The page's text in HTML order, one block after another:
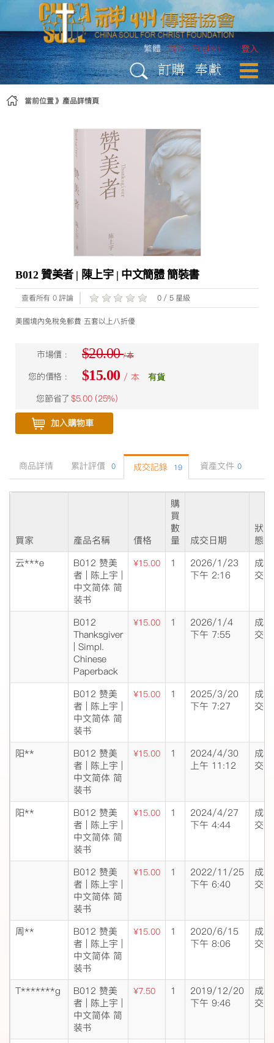
略過到內容
登入
繁體 简体 English
訂購 奉獻
當前位置 產品詳情頁
B012 贊美者 | 陳上宇 | 中文簡體 簡裝書
查看所有 0 評論 0 / 5 星級
美國境內免稅免郵費 五套以上八折優
市場價 : $20.00/ 本
您的價格 : $15.00 / 本
有貨
您節省了 $5.00 (25%)
加入購物車
商品詳情 累計評價 0 成交記錄 19 資產文件 0
買家 產品名稱 價格
購
買
數
量
成交日期
狀
態
云***e
B012 赞美
者 | 陈上宇 |
中文简体 简
装书
¥15.00 1
2026/1/23
下午 2:16
成
交
B012
Thanksgiver
| Simpl.
Chinese
Paperback
¥15.00 1
2026/1/4
下午 7:55
成
交
B012 赞美
者 | 陈上宇 |
中文简体 简
装书
¥15.00 1
2025/3/20
下午 7:27
成
交
阳**
B012 赞美
者 | 陈上宇 |
中文简体 简
装书
¥15.00 1
2024/4/30
上午 11:12
成
交
阳**
B012 赞美
者 | 陈上宇 |
中文简体 简
装书
¥15.00 1
2024/4/27
下午 4:44
成
交
B012 赞美
者 | 陈上宇 |
中文简体 简
装书
¥15.00 1
2022/11/25
下午 6:40
成
交
周**
B012 赞美
者 | 陈上宇 |
中文简体 简
装书
¥15.00 1
2020/6/15
下午 8:06
成
交
T*******g
B012 赞美
者 | 陈上宇 |
中文简体 简
装书
¥7.50 1
2019/12/20
下午 9:46
成
交